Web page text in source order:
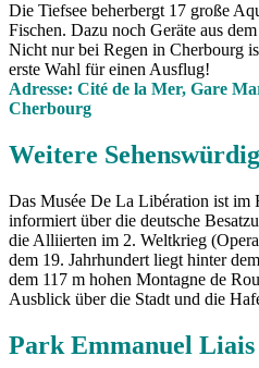
Die Tiefsee beherbergt 17 große
Fischen. Dazu noch Geräte aus
Nicht nur bei Regen in Cherbourg
erste Wahl für einen Ausflug!
Adresse: Cité de la Mer, Gare
Cherbourg
Weitere
Das Musée De La Libération ist im
informiert über die deutsche
die Alliierten im 2. Weltkrieg
dem 19. Jahrhundert liegt hinter
dem 117 m hohen Montagne de
Ausblick über die Stadt und die
Park Emmanuel Liais